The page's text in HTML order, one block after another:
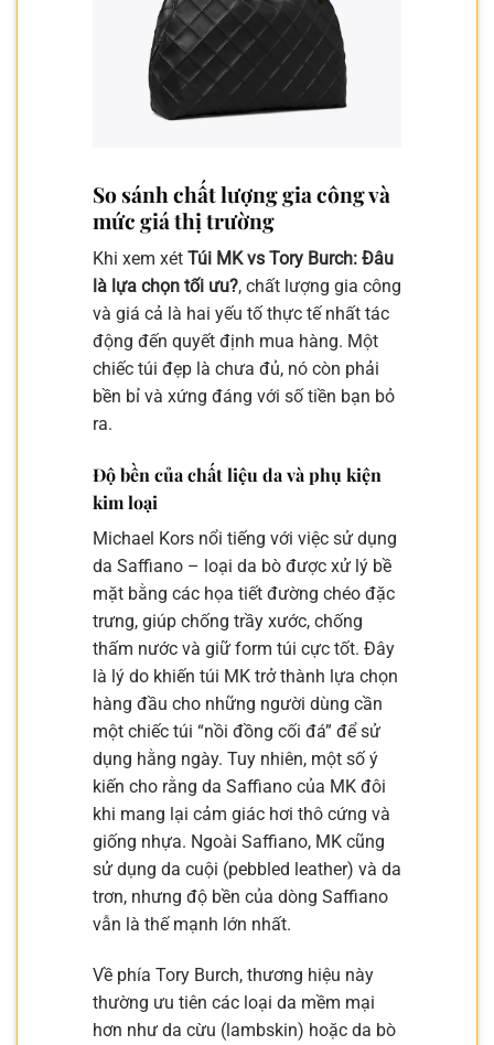
So sánh chất lượng gia công và
mức giá thị trường
Khi xem xét Túi MK vs Tory Burch: Đâu
là lựa chọn tối ưu?, chất lượng gia công
và giá cả là hai yếu tố thực tế nhất tác
động đến quyết định mua hàng. Một
chiếc túi đẹp là chưa đủ, nó còn phải
bền bỉ và xứng đáng với số tiền bạn bỏ
ra.
Độ bền của chất liệu da và phụ kiện
kim loại
Michael Kors nổi tiếng với việc sử dụng
da Saffiano – loại da bò được xử lý bề
mặt bằng các họa tiết đường chéo đặc
trưng, giúp chống trầy xước, chống
thấm nước và giữ form túi cực tốt. Đây
là lý do khiến túi MK trở thành lựa chọn
hàng đầu cho những người dùng cần
một chiếc túi “nồi đồng cối đá” để sử
dụng hằng ngày. Tuy nhiên, một số ý
kiến cho rằng da Saffiano của MK đôi
khi mang lại cảm giác hơi thô cứng và
giống nhựa. Ngoài Saffiano, MK cũng
sử dụng da cuội (pebbled leather) và da
trơn, nhưng độ bền của dòng Saffiano
vẫn là thế mạnh lớn nhất.
Về phía Tory Burch, thương hiệu này
thường ưu tiên các loại da mềm mại
hơn như da cừu (lambskin) hoặc da bò